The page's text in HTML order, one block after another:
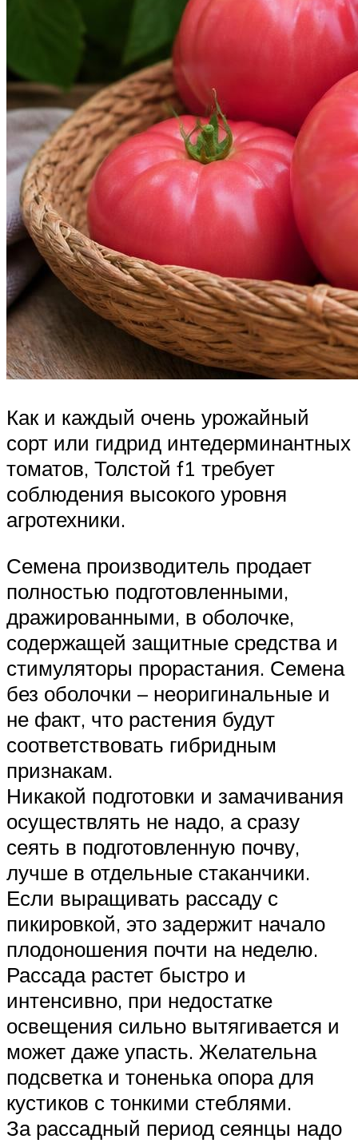
Как и каждый очень урожайный
сорт или гидрид интедерминантных
томатов, Толстой f1 требует
соблюдения высокого уровня
агротехники.
Семена производитель продает
полностью подготовленными,
дражированными, в оболочке,
содержащей защитные средства и
стимуляторы прорастания. Семена
без оболочки – неоригинальные и
не факт, что растения будут
соответствовать гибридным
признакам.
Никакой подготовки и замачивания
осуществлять не надо, а сразу
сеять в подготовленную почву,
лучше в отдельные стаканчики.
Если выращивать рассаду с
пикировкой, это задержит начало
плодоношения почти на неделю.
Рассада растет быстро и
интенсивно, при недостатке
освещения сильно вытягивается и
может даже упасть. Желательна
подсветка и тоненька опора для
кустиков с тонкими стеблями.
За рассадный период сеянцы надо